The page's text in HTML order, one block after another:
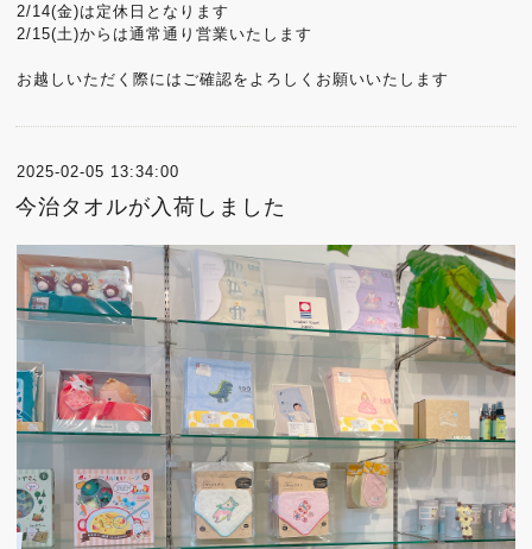
2/14(金)は定休日となります
2/15(土)からは通常通り営業いたします
お越しいただく際にはご確認をよろしくお願いいたします
2025-02-05 13:34:00
今治タオルが入荷しました